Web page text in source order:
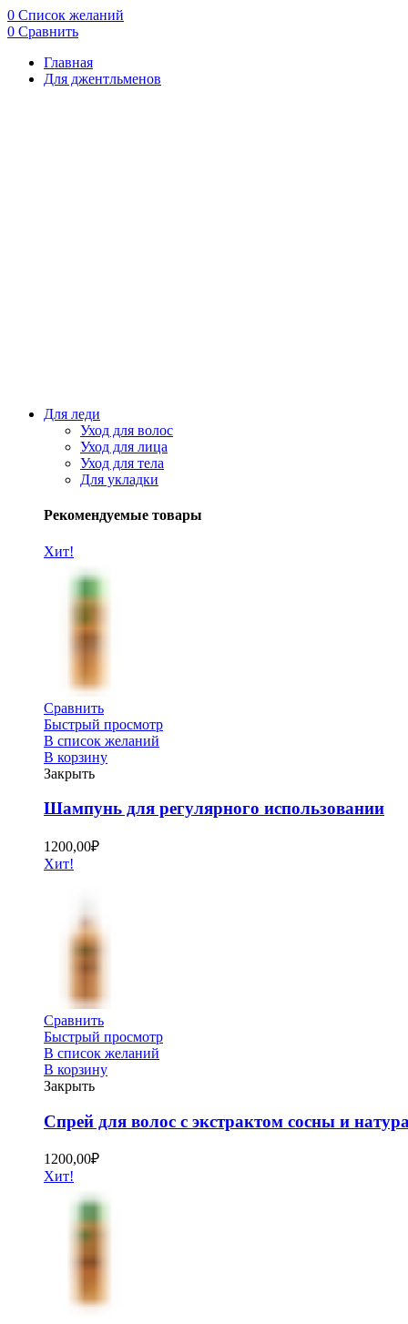
0 Список желаний
0 Сравнить
Главная
Для джентльменов
Для леди
Уход для волос
Уход для лица
Уход для тела
Для укладки
Рекомендуемые товары
Хит!
Сравнить
Быстрый просмотр
В список желаний
В корзину
Закрыть
Шампунь для регулярного использовании
1200,00₽
Хит!
Сравнить
Быстрый просмотр
В список желаний
В корзину
Закрыть
Спрей для волос с экстрактом сосны и
1200,00₽
Хит!